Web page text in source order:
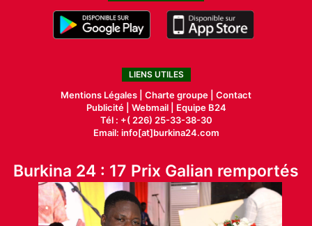
LIENS UTILES
Mentions Légales | Charte groupe | Contact
Publicité| Webmail |
Equipe B24
Tél : +( 226) 25-33-38-30
Email: info[at]burkina24.com
Burkina 24 : 17 Prix Galian remportés